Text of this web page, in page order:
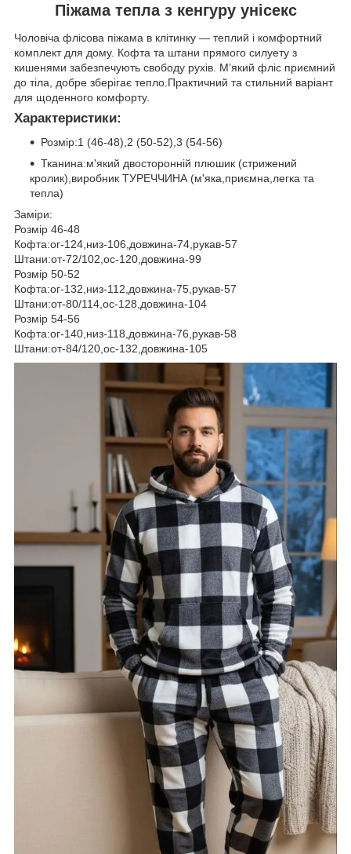
Піжама тепла з кенгуру унiсекс
Чоловіча флісова піжама в клітинку — теплий і комфортний
комплект для дому. Кофта та штани прямого силуету з
кишенями забезпечують свободу рухів. М’який фліс приємний
до тіла, добре зберігає тепло.Практичний та стильний варіант
для щоденного комфорту.
Характеристики:
Розмір:1 (46-48),2 (50-52),3 (54-56)
Тканина:м'який двосторонній плюшик (стрижений
кролик),виробник ТУРЕЧЧИНА (м'яка,приємна,легка та
тепла)
Заміри:
Розмір 46-48
Кофта:ог-124,низ-106,довжина-74,рукав-57
Штани:от-72/102,ос-120,довжина-99
Розмір 50-52
Кофта:ог-132,низ-112,довжина-75,рукав-57
Штани:от-80/114,ос-128,довжина-104
Розмір 54-56
Кофта:ог-140,низ-118,довжина-76,рукав-58
Штани:от-84/120,ос-132,довжина-105